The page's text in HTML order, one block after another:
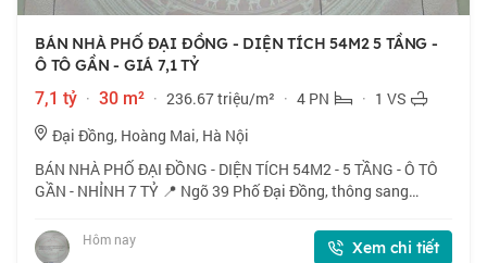
BÁN NHÀ PHỐ ĐẠI ĐỒNG - DIỆN TÍCH 54M2 5 TẦNG -
Ô TÔ GẦN - GIÁ 7,1 TỶ
7,1 tỷ · 30 m² · 236.67 triệu/m² · 4 PN · 1 VS
Đại Đồng, Hoàng Mai, Hà Nội
BÁN NHÀ PHỐ ĐẠI ĐỒNG - DIỆN TÍCH 54M2 - 5 TẦNG - Ô TÔ
GẦN - NHỈNH 7 TỶ 📍 Ngõ 39 Phố Đại Đồng, thông sang
tầng, mặt tiền 5.2m. 💰 Nhỉnh 7 tỷ.
Hôm nay Xem chi tiết